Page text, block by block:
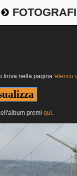
trova nella pagina 'elenco
premi qui.